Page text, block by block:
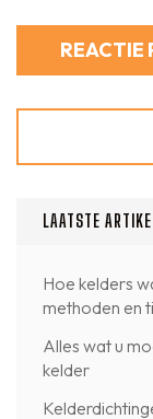
LAATSTE
Hoe kelders
methoden en
Alles wat u
kelder